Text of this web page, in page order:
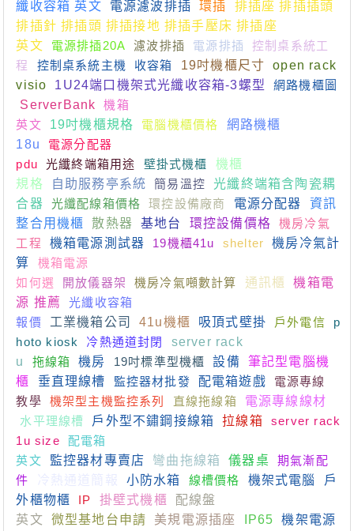
纖收容箱 英文 電源濾波排插 環插
排插座 排插插頭
排插針 排插頭 排插接地 排插手壓床 排插座
英文
電源排插20A 濾波排插 電源排插
控制桌系統工
程
控制桌系統主機 收容箱 19吋機櫃尺寸
open rack
visio
1U24端口機架式光纖收容箱-3螺型
網路機櫃圖
ServerBank
機箱
英文
19吋機櫃規格 電腦機櫃價格
網路機櫃
18u
電源分配器
pdu
光纖終端箱用途 壁掛式機櫃
機櫃
規格
自助服務亭系統 簡易溫控
光纖終端箱含陶瓷耦
合器
光纖配線箱價格 環控設備廠商 電源分配器
資訊
整合用機櫃
散熱器 基地台 環控設備價格
機房冷氣
工程
機箱電源測試器 19機櫃41u shelter
機房冷氣計
算
機箱電源
如何選
開放儀器架 機房冷氣噸數計算 通訊櫃
機箱電
源 推薦
光纖收容箱
報價
工業機箱公司 41u機櫃 吸頂式壁掛 戶外電信
p
hoto kiosk
冷熱通道封閉
server rack
u
拖線箱 機房 19吋標準型機櫃 設備
筆記型電腦機
櫃
垂直理線槽 監控器材批發 配電箱遊戲
電源專線
教學
機架型主機監控系列 直線拖線箱
電源專線線材
水平理線槽
戶外型不鏽鋼接線箱 拉線箱
server rack
1u size
配電箱
英文
監控器材專賣店 彎曲拖線箱 儀器桌
期氣漸配
件
小防水箱 線槽價格 機架式電腦
戶
外櫃物櫃
IP 掛壁式機櫃
配線盤
英文
微型基地台申請 美規電源插座 IP65
機架電源